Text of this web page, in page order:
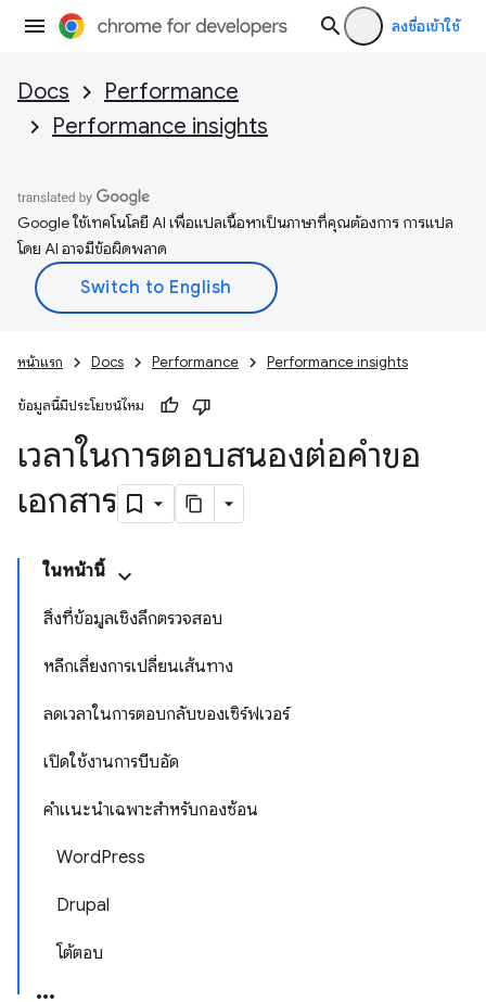
ลงชื่อเข้าใช้
Docs
Performance
Performance insights
Google ใช้เทคโนโลยี AI เพื่อแปลเนื้อหาเป็นภาษาที่คุณต้องการ การแปล
โดย AI อาจมีข้อผิดพลาด
หน้าแรก Docs Performance Performance insights
ข้อมูลนี้มีประโยชน์ไหม
เวลาในการตอบสนองต่อคำขอ
เอกสาร
ในหน้านี้
สิ่งที่ข้อมูลเชิงลึกตรวจสอบ
หลีกเลี่ยงการเปลี่ยนเส้นทาง
ลดเวลาในการตอบกลับของเซิร์ฟเวอร์
เปิดใช้งานการบีบอัด
คำแนะนำเฉพาะสำหรับกองซ้อน
WordPress
Drupal
โต้ตอบ